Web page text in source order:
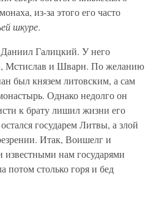
из-за этого его часто
шкуре.
Галицкий. У него
Мстислав и Шварн. По желанию
был князем литовским, а сам
Однако недолго он
к брату лишил жизни его
государем Литвы, а злой
Итак, Воишелг и
нам государями
потом столько горя и бед